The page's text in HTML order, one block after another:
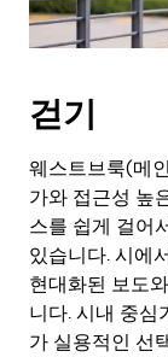
짜
하
요.
캘
린
를
닫
으
려
걷기
웨스트브룩(메
가와 접근성 높
스를 쉽게 걸어
있습니다. 시에
현대화된 보도
니다. 시내 중심
가 실용적인 선